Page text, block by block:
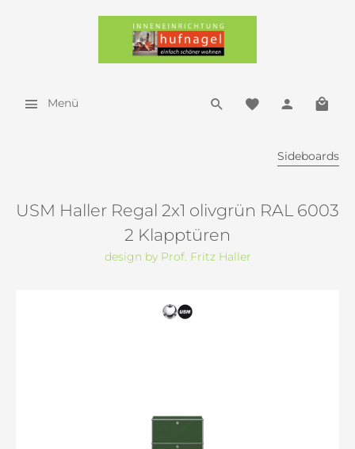
Menü
Sideboards
USM Haller Regal 2x1 olivgrün RAL 6003
2 Klapptüren
design by Prof. Fritz Haller